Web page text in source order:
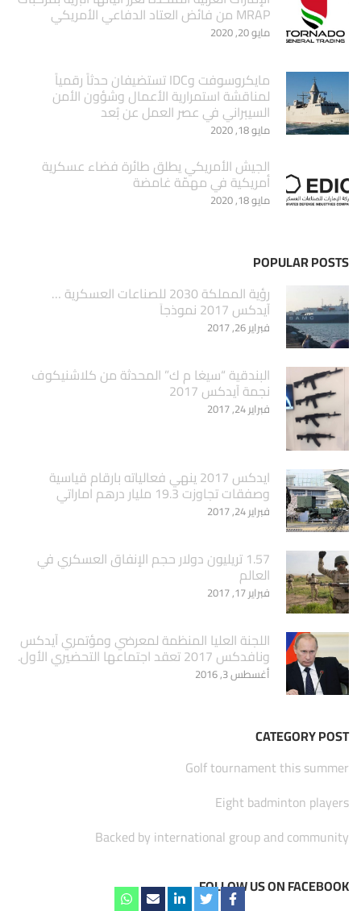
MRAP من فائض العتاد الدفاعي الأمريكي
مايو 20, 2020
مايكروسوفت وIDC تستضيفان حدثاً رقمياً
لمناقشة استمرارية الأعمال وشؤون الأمن
السيبراني في عصر العمل عن بُعد
مايو 18, 2020
الجيش الأمريكي يطلق طائرة فضاء عسكرية
أمريكية في مهمّة غامضة
مايو 18, 2020
POPULAR POSTS
‏رؤية المملكة 2030 للصناعات العسكرية …
آيدكس 2017 نموذجاَ
فبراير 26, 2017
البندقية “سيغا م ك” المحدثة من كلاشنيكوف
نجمة آيدكس 2017
فبراير 24, 2017
ايدكس 2017 ينهي فعالياته بارقام قياسية
وصفقات تجاوزت 19.3 مليار درهم اماراتي
فبراير 24, 2017
1.57 تريليون دولار حجم الإنفاق العسكري في
العالم
فبراير 17, 2017
اللجنة العليا المنظمة لمعرضي ومؤتمري آيدكس
ونافدكس 2017 تعقد اجتماعها التحضيري الأول.
أغسطس 3, 2016
CATEGORY POST
Golf tournament this summer
Eight badminton players
Backed by international group and community
FOLLOW US ON FACEBOOK